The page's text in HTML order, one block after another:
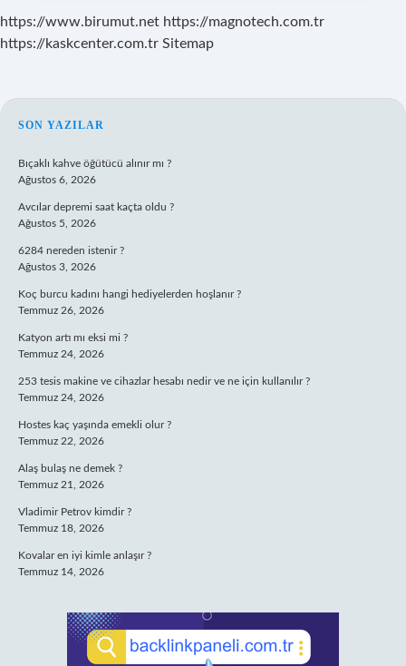
https://www.birumut.net https://magnotech.com.tr
https://kaskcenter.com.tr Sitemap
SIDEBAR
SON YAZILAR
Bıçaklı kahve öğütücü alınır mı ?
Ağustos 6, 2026
Avcılar depremi saat kaçta oldu ?
Ağustos 5, 2026
6284 nereden istenir ?
Ağustos 3, 2026
Koç burcu kadını hangi hediyelerden hoşlanır ?
Temmuz 26, 2026
Katyon artı mı eksi mi ?
Temmuz 24, 2026
253 tesis makine ve cihazlar hesabı nedir ve ne için kullanılır ?
Temmuz 24, 2026
Hostes kaç yaşında emekli olur ?
Temmuz 22, 2026
Alaş bulaş ne demek ?
Temmuz 21, 2026
Vladimir Petrov kimdir ?
Temmuz 18, 2026
Kovalar en iyi kimle anlaşır ?
Temmuz 14, 2026